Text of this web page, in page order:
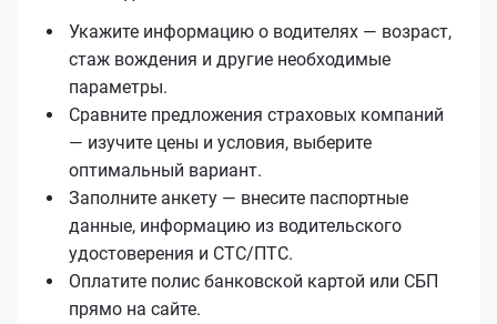
Укажите информацию о водителях — возраст,
стаж вождения и другие необходимые
параметры.
Сравните предложения страховых компаний
— изучите цены и условия, выберите
оптимальный вариант.
Заполните анкету — внесите паспортные
данные, информацию из водительского
удостоверения и СТС/ПТС.
Оплатите полис банковской картой или СБП
прямо на сайте.